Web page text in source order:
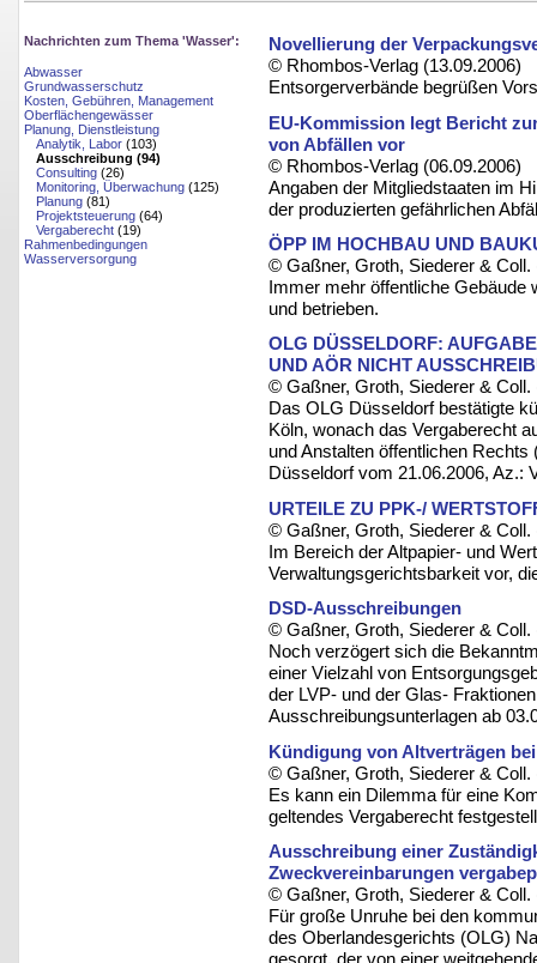
Nachrichten zum Thema 'Wasser':
Abwasser
Grundwasserschutz
Kosten, Gebühren, Management
Oberflächengewässer
Planung, Dienstleistung
Analytik, Labor (103)
Ausschreibung (94)
Consulting (26)
Monitoring, Überwachung (125)
Planung (81)
Projektsteuerung (64)
Vergaberecht (19)
Rahmenbedingungen
Wasserversorgung
Novellierung der
© Rhombos-Verlag (13.09.2006)
Entsorgerverbände begrüßen
EU-Kommission legt Bericht
von Abfällen vor
© Rhombos-Verlag (06.09.2006)
Angaben der Mitgliedstaaten im
der produzierten gefährlichen
ÖPP IM HOCHBAU UND
© Gaßner, Groth, Siederer & Coll.
Immer mehr öffentliche Gebäude
und betrieben.
OLG DÜSSELDORF:
UND AÖR NICHT
© Gaßner, Groth, Siederer & Coll.
Das OLG Düsseldorf bestätigte
Köln, wonach das Vergaberecht
und Anstalten öffentlichen
Düsseldorf vom 21.06.2006, Az.:
URTEILE ZU PPK-/
© Gaßner, Groth, Siederer & Coll.
Im Bereich der Altpapier- und
Verwaltungsgerichtsbarkeit vor,
DSD-Ausschreibungen
© Gaßner, Groth, Siederer & Coll.
Noch verzögert sich die
einer Vielzahl von
der LVP- und der Glas-
Ausschreibungsunterlagen ab
Kündigung von Altverträgen
© Gaßner, Groth, Siederer & Coll.
Es kann ein Dilemma für eine
geltendes Vergaberecht
Ausschreibung einer
Zweckvereinbarungen
© Gaßner, Groth, Siederer & Coll.
Für große Unruhe bei den
des Oberlandesgerichts (OLG)
gesorgt, der von einer